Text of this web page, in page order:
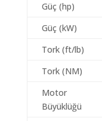
Güç (hp)
Güç (kW)
Tork (ft/lb)
Tork (NM)
Motor
Büyüklüğü